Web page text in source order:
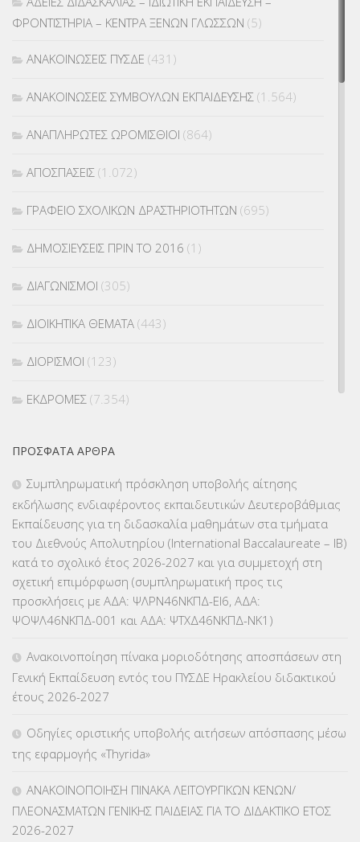
ΦΡΟΝΤΙΣΤΗΡΙΑ – ΚΕΝΤΡΑ ΞΕΝΩΝ ΓΛΩΣΣΩΝ (5)
ΑΝΑΚΟΙΝΩΣΕΙΣ ΠΥΣΔΕ (431)
ΑΝΑΚΟΙΝΩΣΕΙΣ ΣΥΜΒΟΥΛΩΝ ΕΚΠΑΙΔΕΥΣΗΣ (1.564)
ΑΝΑΠΛΗΡΩΤΕΣ ΩΡΟΜΙΣΘΙΟΙ (864)
ΑΠΟΣΠΑΣΕΙΣ (1.072)
ΓΡΑΦΕΙΟ ΣΧΟΛΙΚΩΝ ΔΡΑΣΤΗΡΙΟΤΗΤΩΝ (695)
ΔΗΜΟΣΙΕΥΣΕΙΣ ΠΡΙΝ ΤΟ 2016 (1)
ΔΙΑΓΩΝΙΣΜΟΙ (305)
ΔΙΟΙΚΗΤΙΚΑ ΘΕΜΑΤΑ (443)
ΔΙΟΡΙΣΜΟΙ (123)
ΕΚΔΡΟΜΕΣ (7.354)
ΕΠΙΜΟΡΦΩΣΗ Τ.Π.Ε.(10)
ΕΥΡΩΠΑΪΚΑ ΠΡΟΓΡΑΜΜΑΤΑ(230)
ΚΕΣΥ (60)
ΚΕΣΥΠ(109)
ΚΠγ – ΚΡΑΤΙΚΟ ΠΙΣΤΟΠΟΙΗΤΙΚΟ ΓΛΩΣΣΟΜΑΘΕΙΑΣ(135)
ΚΠπ- ΚΡΑΤΙΚΟ ΠΙΣΤΟΠΟΙΗΤΙΚΟ ΠΛΗΡΟΦΟΡΙΚΗΣ
ΛΟΙΠΑ(309)
ΜΕΤΑΘΕΣΕΙΣ-ΤΟΠΟΘΕΤΗΣΕΙΣ ΒΕΛΤΙΩΣΕΙΣ(319)
ΠΡΌΣΦΑΤΑ ΆΡΘΡΑ
Συμπληρωματική πρόσκληση υποβολής αίτησης
εκδήλωσης ενδιαφέροντος εκπαιδευτικών Δευτεροβάθμιας
Εκπαίδευσης για τη διδασκαλία μαθημάτων στα τμήματα
του Διεθνούς Απολυτηρίου (International Baccalaureate – IB)
κατά το σχολικό έτος 2026-2027 και για συμμετοχή στη
σχετική επιμόρφωση (συμπληρωματική προς τις
προσκλήσεις με ΑΔΑ: ΨΛΡΝ46ΝΚΠΔ-ΕΙ6, ΑΔΑ:
ΨΟΨΛ46ΝΚΠΔ-001 και ΑΔΑ: ΨΤΧΔ46ΝΚΠΔ-ΝΚ1)
Ανακοινοποίηση πίνακα μοριοδότησης αποσπάσεων στη
Γενική Εκπαίδευση εντός του ΠΥΣΔΕ Ηρακλείου διδακτικού
έτους 2026-2027
Οδηγίες οριστικής υποβολής αιτήσεων απόσπασης μέσω
της εφαρμογής «Thyrida»
ΑΝΑΚΟΙΝΟΠΟΙΗΣΗ ΠΙΝΑΚΑ ΛΕΙΤΟΥΡΓΙΚΩΝ ΚΕΝΩΝ/
ΠΛΕΟΝΑΣΜΑΤΩΝ ΓΕΝΙΚΗΣ ΠΑΙΔΕΙΑΣ ΓΙΑ ΤΟ ΔΙΔΑΚΤΙΚΟ ΕΤΟΣ
2026-2027